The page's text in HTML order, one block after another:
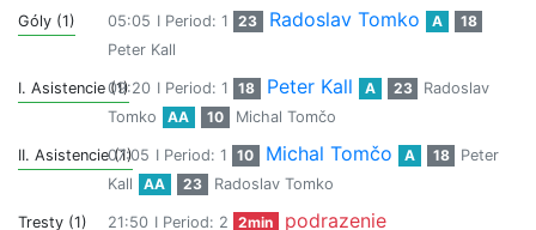
Góly (1) 05:05 I Period: 1 23 Radoslav Tomko A
18
Peter Kall
I. Asistencie (1)09:20 I Period: 1 18 Peter Kall A 23
Radoslav
Tomko
AA 10 Michal Tomčo
II. Asistencie (1)
07:05 I Period: 1 10 Michal Tomčo A 18
Peter
Kall
AA 23 Radoslav Tomko
Tresty (1) 21:50 I Period: 2 2min
podrazenie